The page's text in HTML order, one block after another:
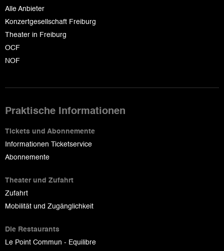
Alle Anbieter
Konzertgesellschaft Freiburg
Theater in Freiburg
OCF
NOF
Praktische Informationen
Tickets und Abonnemente
Informationen Ticketservice
Abonnemente
Theater und Zufahrt
Zufahrt
Mobilität und Zugänglichkeit
Die Restaurants
Le Point Commun - Equilibre